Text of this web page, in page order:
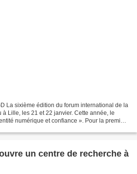
La sixième édition du forum international de la
à Lille, les 21 et 22 janvier. Cette année, le
numérique et confiance ». Pour la première
un centre de recherche à